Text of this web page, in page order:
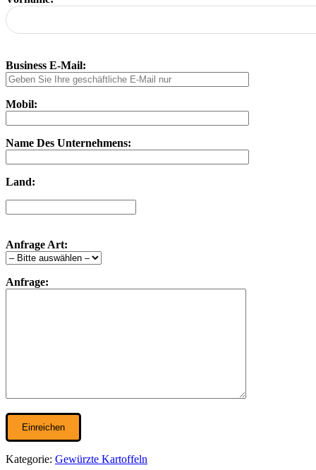
Business E-Mail:
Mobil:
Name Des Unternehmens:
Land:
Anfrage Art:
Anfrage:
Kategorie: Gewürzte Kartoffeln